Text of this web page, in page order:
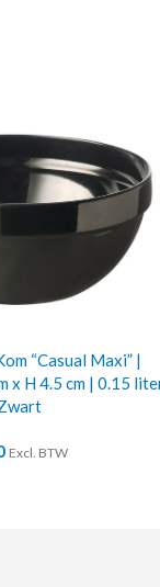
“Casual Maxi” |
x H 4.5 cm | 0.15
Excl. BTW